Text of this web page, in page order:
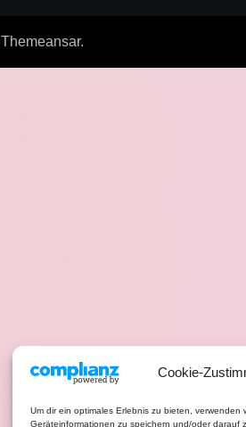
Cookie-
Um dir ein optimales Erlebnis zu bieten, verwenden
Geräteinformationen zu speichern und/oder darauf
Themeansar.